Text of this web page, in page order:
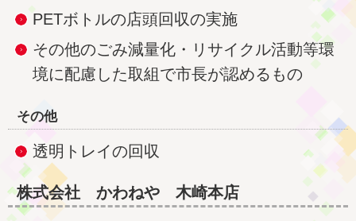
PETボトルの店頭回収の実施
その他のごみ減量化・リサイクル活動等環
境に配慮した取組で市長が認めるもの
その他
透明トレイの回収
株式会社 かわねや 木崎本店